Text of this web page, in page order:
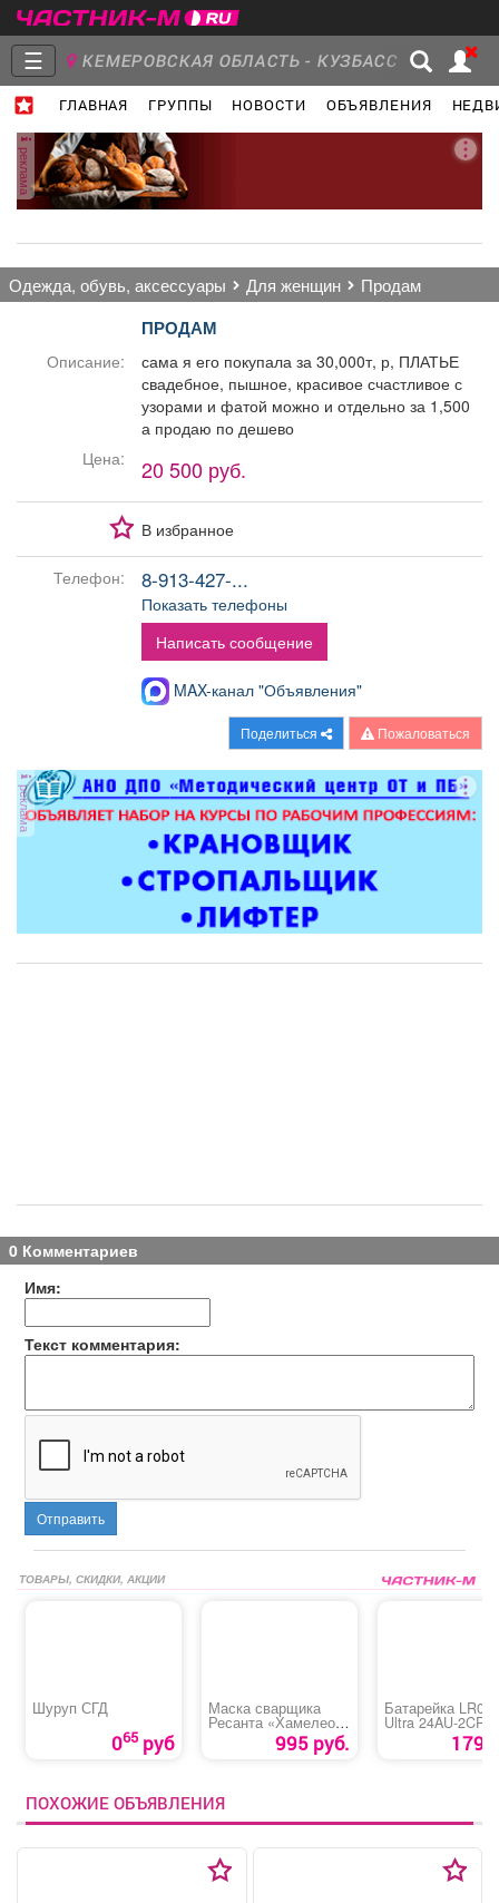
☰ КЕМЕРОВСКАЯ ОБЛАСТЬ - КУЗБАСС
ГЛАВНАЯ ГРУППЫ НОВОСТИ ОБЪЯВЛЕНИЯ
Главная
Группы Новости
Транспорт Компании
Поздравления
Я - пенсионер
реклама
одежда, обувь, аксессуары для женщин продам
ПРОДАМ
Описание:
сама я его покупала за 30,000т, р, ПЛАТЬЕ
свадебное, пышное, красивое счастливое с
узорами и фатой можно и отдельно за 1,500
а продаю по дешево
Цена:
20 500 руб.
В избранное
Телефон: 8-913-427-...
Показать телефоны
Написать сообщение
MAX-канал "Объявления"
Поделиться Пожаловаться
реклама
0 Комментариев
Имя:
Текст комментария:
Отправить
ТОВАРЫ, СКИДКИ, АКЦИИ
Шуруп СГД
065 руб
Маска сварщика
Ресанта «Хамелеон
995 руб.
Батарейка LR03
Ultra 24AU-2CR4
179
ПОХОЖИЕ ОБЪЯВЛЕНИЯ